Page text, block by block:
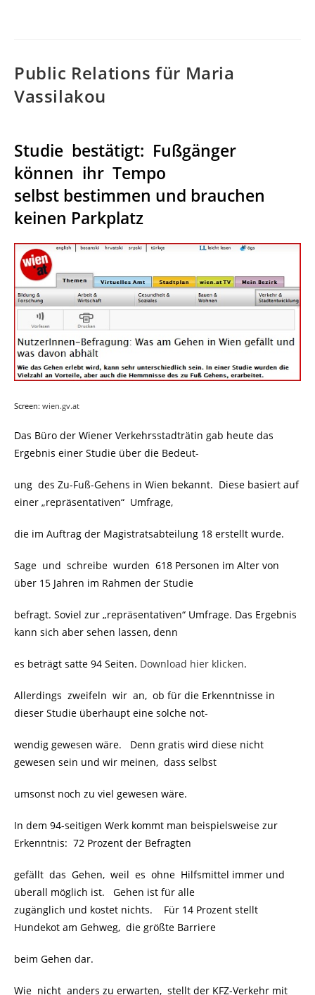
Public Relations für Maria
Vassilakou
Studie bestätigt: Fußgänger
können ihr Tempo
selbst bestimmen und brauchen
keinen Parkplatz
Screen: wien.gv.at
Das Büro der Wiener Verkehrsstadträtin gab heute das
Ergebnis einer Studie über die Bedeut-
ung des Zu-Fuß-Gehens in Wien bekannt. Diese basiert auf
einer „repräsentativen“ Umfrage,
die im Auftrag der Magistratsabteilung 18 erstellt wurde.
Sage und schreibe wurden 618 Personen im Alter von
über 15 Jahren im Rahmen der Studie
befragt. Soviel zur „repräsentativen“ Umfrage. Das Ergebnis
kann sich aber sehen lassen, denn
es beträgt satte 94 Seiten. Download hier klicken.
Allerdings zweifeln wir an, ob für die Erkenntnisse in
dieser Studie überhaupt eine solche not-
wendig gewesen wäre. Denn gratis wird diese nicht
gewesen sein und wir meinen, dass selbst
umsonst noch zu viel gewesen wäre.
In dem 94-seitigen Werk kommt man beispielsweise zur
Erkenntnis: 72 Prozent der Befragten
gefällt das Gehen, weil es ohne Hilfsmittel immer und
überall möglich ist. Gehen ist für alle
zugänglich und kostet nichts. Für 14 Prozent stellt
Hundekot am Gehweg, die größte Barriere
beim Gehen dar.
Wie nicht anders zu erwarten, stellt der KFZ-Verkehr mit